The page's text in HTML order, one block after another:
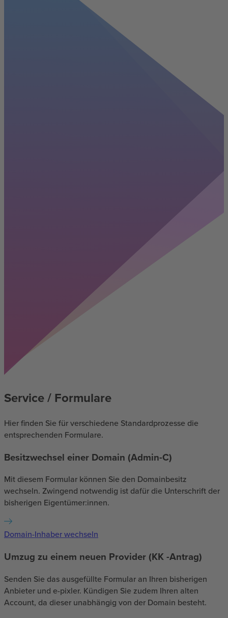
Service / Formulare
Hier finden Sie für verschiedene Standardprozesse die
entsprechenden Formulare.
Besitzwechsel einer Domain (Admin-C)
Mit diesem Formular können Sie den Domainbesitz
wechseln. Zwingend notwendig ist dafür die Unterschrift der
bisherigen Eigentümer:innen.
Domain-Inhaber wechseln
Umzug zu einem neuen Provider (KK -Antrag)
Senden Sie das ausgefüllte Formular an Ihren bisherigen
Anbieter und e-pixler. Kündigen Sie zudem Ihren alten
Account, da dieser unabhängig von der Domain besteht.